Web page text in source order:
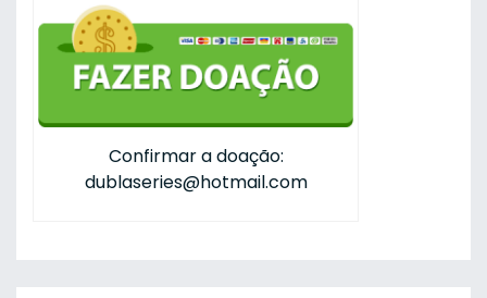
Confirmar a doação:
dublaseries@hotmail.com